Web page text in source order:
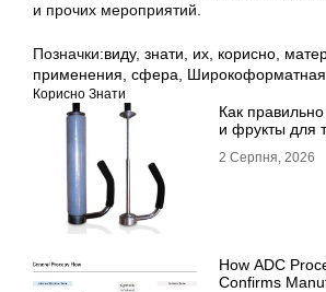
и прочих мероприятий.
Позначки:виду, знати их корисно
применения сфера Широкоформатная
Корисно Знати
Как
и фрукты для
2 Серпня, 2026
How ADC
Confirms